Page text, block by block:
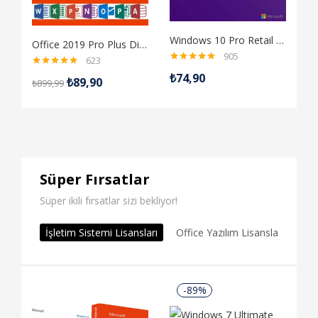
Office 2019 Pro Plus Dijital Lisans Anahtarı
4.98oy aldı
623
₺899,99 ₺89,90
Windows 10 Pro Retail Dijital Lisans Anahtarı
4.98oy aldı
905
₺74,90
Süper Fırsatlar
Süper ikili fırsatlar sizi bekliyor!
İşletim Sistemi Lisansları Office Yazılım Lisansları
-89%